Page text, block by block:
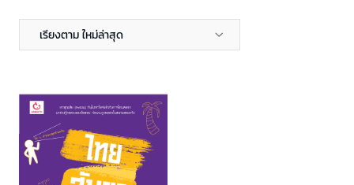
เรียงตาม ใหม่ล่าสุด